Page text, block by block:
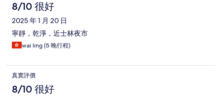
8/10 很好
2025 年 1 月 20 日
寧靜，乾淨，近士林夜市
wai ling (5 晚行程)
真實評價
8/10 很好